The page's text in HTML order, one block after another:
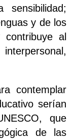
y de los
al
contemplar
serían
que
de las